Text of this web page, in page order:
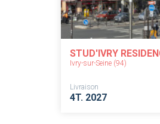
Ivry-sur-Seine (94)
Livraison
4T. 2027